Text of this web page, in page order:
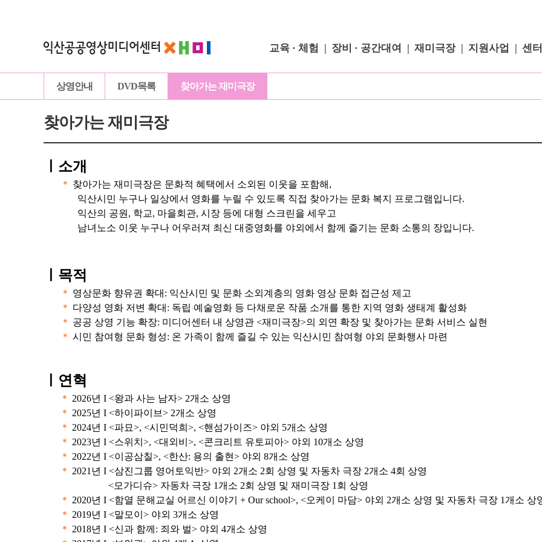
교육 · 체험 장비 · 공간대여 재미극장 지원사업 센
상영안내 DVD목록 찾아가는 재미극장
찾아가는 재미극장
소개
＊ 찾아가는 재미극장은 문화적 혜택에서 소외된 이웃을 포함해,
익산시민 누구나 일상에서 영화를 누릴 수 있도록 직접 찾아가는 문화 복지 프로그램입니다.
익산의 공원, 학교, 마을회관, 시장 등에 대형 스크린을 세우고
남녀노소 이웃 누구나 어우러져 최신 대중영화를 야외에서 함께 즐기는 문화 소통의 장입니다.
목적
＊ 영상문화 향유권 확대: 익산시민 및 문화 소외계층의 영화·영상 문화 접근성 제고
＊ 다양성 영화 저변 확대: 독립 ·예술영화 등 다채로운 작품 소개를 통한 지역 영화 생태계 활성화
＊ 공공 상영 기능 확장: 미디어센터 내 상영관 <재미극장>의 외연 확장 및 찾아가는 문화 서비스 실현
＊ 시민 참여형 문화 형성: 온 가족이 함께 즐길 수 있는 익산시민 참여형 야외 문화행사 마련
ㅣ연혁
＊ 2026년 I <왕과 사는 남자> 2개소 상영
＊ 2025년 I <하이파이브> 2개소 상영
＊ 2024년 I <파묘>, <시민덕희>, <핸섬가이즈> 야외 5개소 상영
＊ 2023년 I <스위치>, <대외비>, <콘크리트 유토피아> 야외 10개소 상영
＊ 2022년 I <이공삼칠>, <한산: 용의 출현> 야외 8개소 상영
＊ 2021년 I <삼진그룹 영어토익반> 야외 2개소 2회 상영 및 자동차 극장 2개소 4회 상영
<모가디슈> 자동차 극장 1개소 2회 상영 및 재미극장 1회 상영
＊ 2020년 I <함열 문해교실 어르신 이야기 + Our school>, <오케이 마담> 야외 2개소 상영 및 자동차 극장 1개소 상
＊ 2019년 I <말모이> 야외 3개소 상영
＊ 2018년 I <신과 함께: 죄와 벌> 야외 4개소 상영